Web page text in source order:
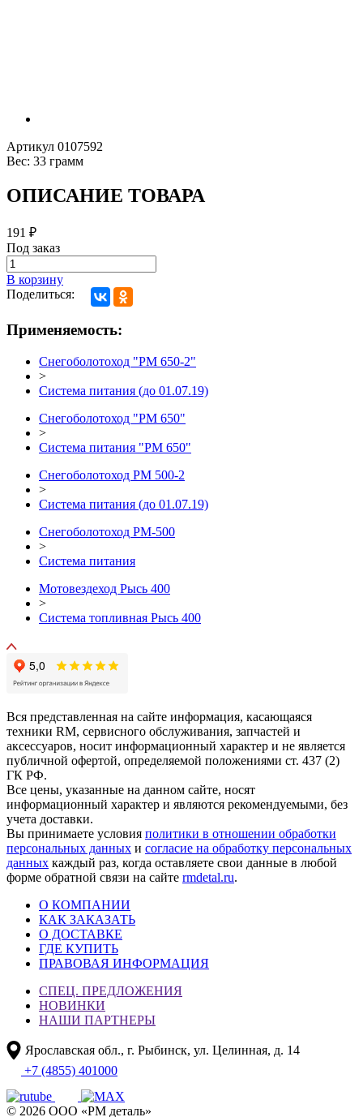
Артикул 0107592
Вес: 33 грамм
ОПИСАНИЕ ТОВАРА
191 ₽
Под заказ
В корзину
Поделиться:
Применяемость:
Снегоболотоход "РМ 650-2"
>
Система питания (до 01.07.19)
Снегоболотоход "РМ 650"
>
Система питания "РМ 650"
Снегоболотоход РМ 500-2
>
Система питания (до 01.07.19)
Снегоболотоход РМ-500
>
Система питания
Мотовездеход Рысь 400
>
Система топливная Рысь 400
Вся представленная на сайте информация, касающаяся
техники RM, сервисного обслуживания, запчастей и
аксессуаров, носит информационный характер и не является
публичной офертой, определяемой положениями ст. 437 (2)
ГК РФ.
Все цены, указанные на данном сайте, носят
информационный характер и являются рекомендуемыми, без
учета доставки.
Вы принимаете условия политики в отношении обработки
персональных данных и согласие на обработку персональных
данных каждый раз, когда оставляете свои данные в любой
форме обратной связи на сайте rmdetal.ru.
О КОМПАНИИ
КАК ЗАКАЗАТЬ
О ДОСТАВКЕ
ГДЕ КУПИТЬ
ПРАВОВАЯ ИНФОРМАЦИЯ
СПЕЦ. ПРЕДЛОЖЕНИЯ
НОВИНКИ
НАШИ ПАРТНЕРЫ
Ярославская обл., г. Рыбинск, ул. Целинная, д. 14
+7 (4855) 401000
© 2026 ООО «РМ деталь»